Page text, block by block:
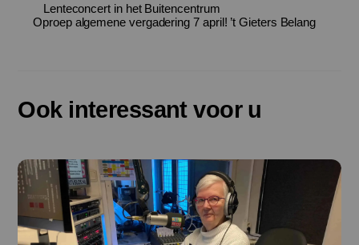
Lenteconcert in het Buitencentrum
Oproep algemene vergadering 7 april! ’t Gieters Belang
Ook interessant voor u